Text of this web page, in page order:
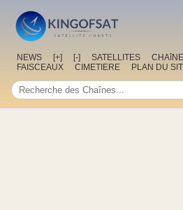
NEWS [+] [-] SATELLITES
FAISCEAUX
CIMETIERE PLAN DU